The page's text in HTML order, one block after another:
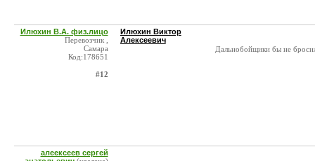
Илюхин В.А. физ.лицо
Перевозчик ,
Самара
Код:178651
#12
Илюхин Виктор
Алексеевич
Дальнобойщики бы не
алеексеев сергей